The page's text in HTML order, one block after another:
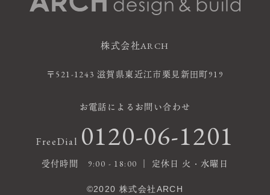
株式会社ARCH
〒521-1243 滋賀県東近江市栗見新田町919
お電話によるお問い合わせ
FreeDial 0120-06-1201
受付時間 9:00 - 18:00 ｜ 定休日 火・水曜日
©2020 株式会社ARCH